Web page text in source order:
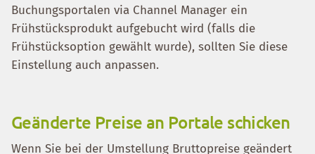
Buchungsportalen via Channel Manager ein
Frühstücksprodukt aufgebucht wird (falls die
Frühstücksoption gewählt wurde), sollten Sie diese
Einstellung auch anpassen.
Geänderte Preise an Portale schicken
Wenn Sie bei der Umstellung Bruttopreise geändert